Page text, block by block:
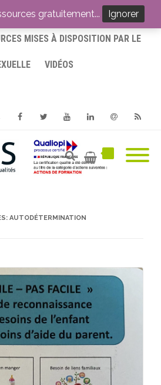
MISES À DISPOSITION PAR LE
VIDÉOS
FacebookTwitterYoutube
AUTODÉTERMINATION
gratuitement... Ignorer